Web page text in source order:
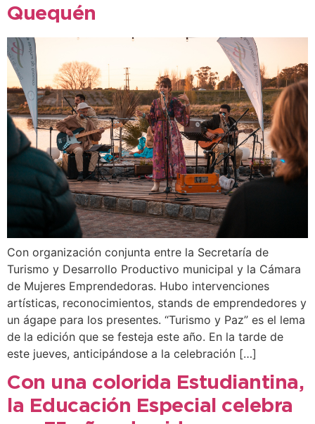
Quequén
Con organización conjunta entre la Secretaría de
Turismo y Desarrollo Productivo municipal y la Cámara
de Mujeres Emprendedoras. Hubo intervenciones
artísticas, reconocimientos, stands de emprendedores y
un ágape para los presentes. “Turismo y Paz” es el lema
de la edición que se festeja este año. En la tarde de
este jueves, anticipándose a la celebración […]
Con una colorida Estudiantina,
la Educación Especial celebra